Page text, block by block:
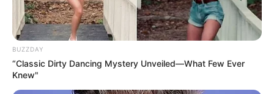
BUZZDAY
“Classic Dirty Dancing Mystery Unveiled—What Few Ever
Knew"